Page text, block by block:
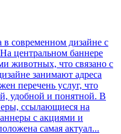
в современном дизайне с
центральном баннере
животных, что связано с
занимают адреса
перечень услуг, что
удобной и понятной. В
ссылающиеся на
с акциями и
самая актуал...